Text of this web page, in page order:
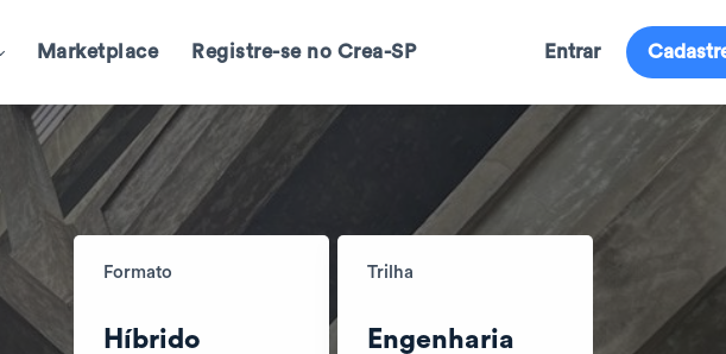
Marketplace Registre-se no Crea-SP Entrar
Formato
Híbrido
Trilha
Engenharia